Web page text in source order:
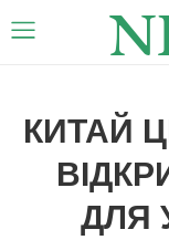
КИТАЙ
ДЛЯ